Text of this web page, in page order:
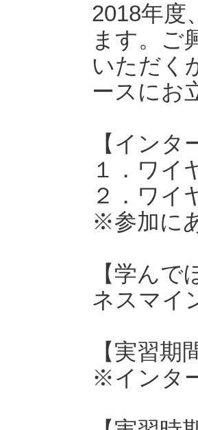
2018年度
ます。ご
いただく
ースにお
【イン
１．ワイ
２．ワイ
※参加に
【学ん
ネスマイ
【実習
※インタ